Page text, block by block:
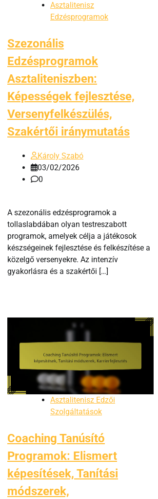
Asztalitenisz
Edzésprogramok
Szezonális
Edzésprogramok
Asztaliteniszben:
Képességek fejlesztése,
Versenyfelkészülés,
Szakértői iránymutatás
Károly Szabó
03/02/2026
0
A szezonális edzésprogramok a
tollaslabdában olyan testreszabott
programok, amelyek célja a játékosok
készségeinek fejlesztése és felkészítése a
közelgő versenyekre. Az intenzív
gyakorlásra és a szakértői […]
Asztalitenisz Edzői
Szolgáltatások
Coaching Tanúsító
Programok: Elismert
képesítések, Tanítási
módszerek,